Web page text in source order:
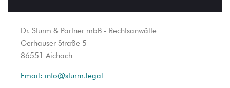
Dr. Sturm & Partner mbB - Rechtsanwälte
Gerhauser Straße 5
86551 Aichach
Email: info@sturm.legal